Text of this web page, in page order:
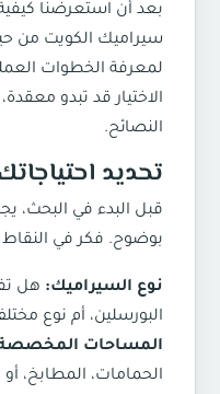
بعد أن استعرضنا
سيراميك الكويت من
لمعرفة الخطوات
الاختيار قد تبدو
النصائح.
تحديد
قبل البدء في البحث،
بوضوح. فكر في النقاط
نوع السيراميك: هل
البورسلين، أم نوع
المساحات المخصصة
الحمامات، المطابخ، أو